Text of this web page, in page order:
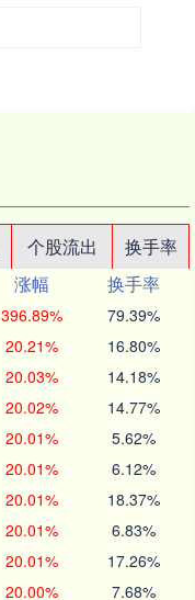
个股流出
换手率
涨幅
换手率
396.89% 79.39%
20.21% 16.80%
20.03% 14.18%
20.02% 14.77%
20.01% 5.62%
20.01% 6.12%
20.01% 18.37%
20.01% 6.83%
20.01% 17.26%
20.00% 7.68%